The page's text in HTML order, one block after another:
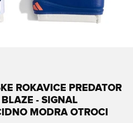
ROKAVICE PREDATOR
- SIGNAL
MODRA OTROCI